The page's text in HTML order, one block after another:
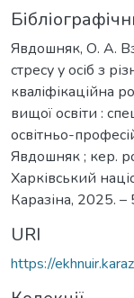
Явдошняк, О. А.
стресу у осіб з
кваліфікаційна
вищої освіти :
освітньо-
Явдошняк ; кер.
Харківський
Каразіна, 2025. –
URI
https://